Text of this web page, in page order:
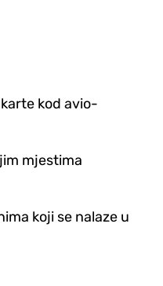
kod avio-
mjestima
koji se nalaze u